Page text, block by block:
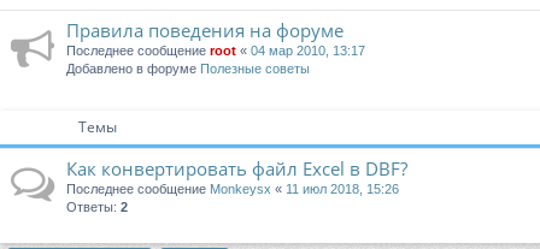
Правила поведения на форуме
Последнее сообщение root « 04 мар 2010, 13:17
Добавлено в форуме Полезные советы
Темы
Как конвертировать файл Excel в DBF?
Последнее сообщение Monkeysx « 11 июл 2018, 15:26
Ответы: 2